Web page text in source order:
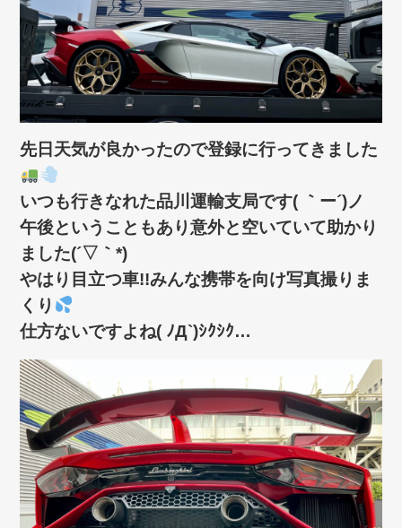
先日天気が良かったので登録に行ってきました
いつも行きなれた品川運輸支局です( ｀ー´)ノ
午後ということもあり意外と空いていて助かり
ました(´▽｀*)
やはり目立つ車!!みんな携帯を向け写真撮りま
くり
仕方ないですよね( ﾉД`)ｼｸｼｸ…